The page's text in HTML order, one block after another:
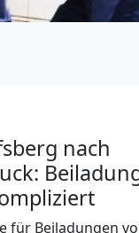
nach
für Beiladungen